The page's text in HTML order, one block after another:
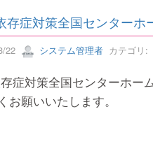
症対策全国センターホ
22 システム管理者カテゴリ:
症対策全国センターホー
お願いいたします。